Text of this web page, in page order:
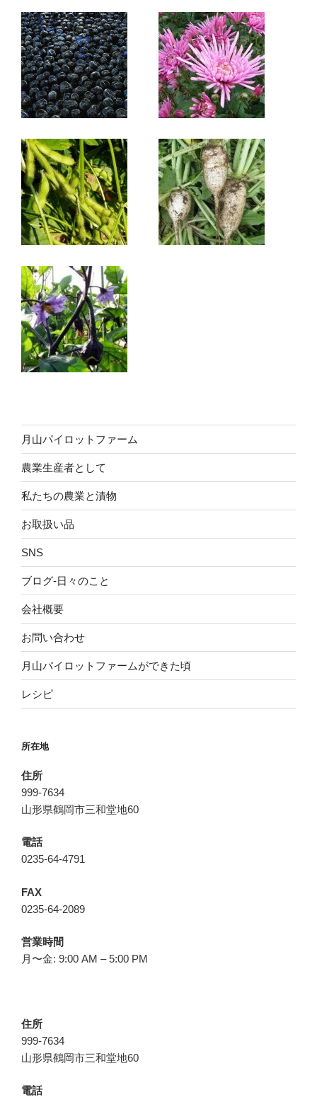
月山パイロットファーム
農業生産者として
私たちの農業と漬物
お取扱い品
SNS
ブログ-日々のこと
会社概要
お問い合わせ
月山パイロットファームができた頃
レシピ
所在地
住所
999-7634
山形県鶴岡市三和堂地60
電話
0235-64-4791
FAX
0235-64-2089
営業時間
月〜金: 9:00 AM – 5:00 PM
住所
999-7634
山形県鶴岡市三和堂地60
電話